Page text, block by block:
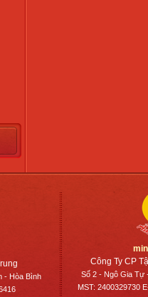
- Hòa Bình
Công Ty CP
Số 2 - Ngô Gia Tự
MST: 2400329730